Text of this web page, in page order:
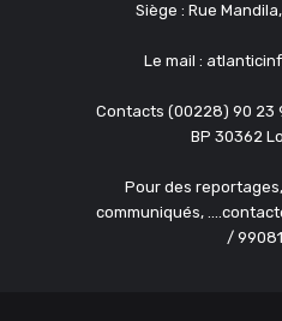
Siège : Rue
Le mail :
Contacts (00228) 90 23
BP 30362
Pour des
communiqués,
/